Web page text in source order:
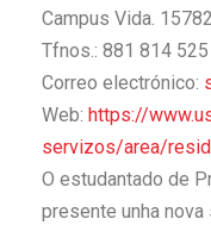
Campus Vida.
Tfnos.: 881 814
Correo electrónico:
Web: https://
servizos/area/
O estudantado de
presente unha